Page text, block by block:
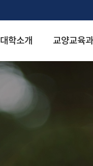
대학소개 교양교육